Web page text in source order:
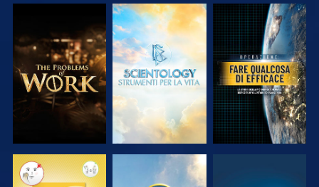
ESPLORA LE
SERIE
ESPLORA LE
SERIE
GUARDA